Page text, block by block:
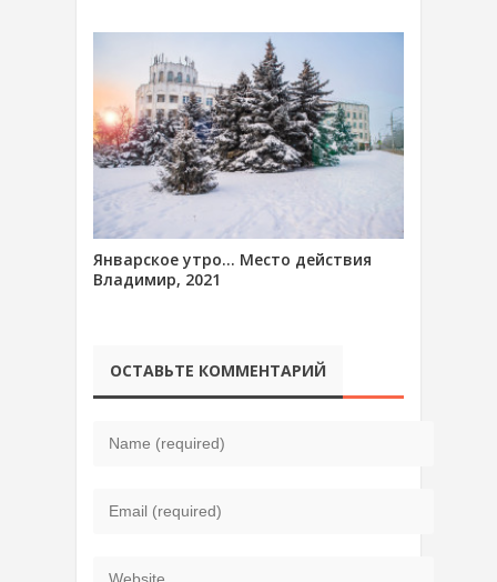
Январское утро… Место действия
Владимир, 2021
ОСТАВЬТЕ КОММЕНТАРИЙ